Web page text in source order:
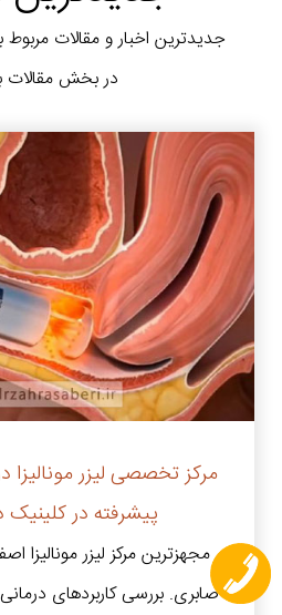
جدیدترین اخبار و مقالات مربوط
در بخش مقالات
مرکز تخصصی لیزر مونالیزا
پیشرفته در
مجهزترین مرکز لیزر مونالیزا
صابری. بررسی کاربردهای